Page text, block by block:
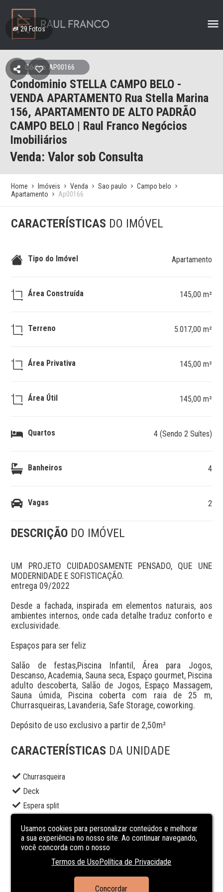
29 Fotos
Código: AP00166
Condominio STELLA CAMPO BELO -
VENDA APARTAMENTO Rua Stella Marina
156, APARTAMENTO DE ALTO PADRÃO
CAMPO BELO | Raul Franco Negócios
Imobiliários
Venda: Valor sob Consulta
Home Imóveis Venda Sao paulo
Campo belo
Apartamento
Ap00166
CARACTERÍSTICAS DO IMÓVEL
Tipo do Imóvel Apartamento
Área Construída 145,00 m²
Terreno 5.017,00 m²
Área Privativa 145,00 m²
Área Útil 145,00 m²
Quartos 4 (Sendo 2 Suítes)
Banheiros 4
Vagas 2
DESCRIÇÃO DO IMÓVEL
UM PROJETO CUIDADOSAMENTE PENSADO, QUE UNE
MODERNIDADE E SOFISTICAÇÃO.
entrega 09/2022
Desde a fachada, inspirada em elementos naturais, aos
ambientes internos, onde cada detalhe traduz conforto e
exclusividade.
Espaços para ser feliz
Salão de festas,Piscina Infantil, Área para Jogos,
Descanso, Academia, Sauna seca, Espaço gourmet, Piscina
adulto descoberta, Salão de Jogos, Espaço Massagem,
Sauna úmida, Piscina coberta com raia de 25 m,
Churrasqueiras, Lavanderia, Safe Storage, coworking.
Depósito de uso exclusivo a partir de 2,50m²
CARACTERÍSTICAS DA UNIDADE
Churrasqueira
Deck
Espera split
Hidrometro Individual
Interfone
Usamos cookies para personalizar conteúdos e melhorar
a sua experiência no nosso site. Ao continuar navegando,
você concorda com o nosso
Termos de UsoPolítica de Privacidade
Concordar